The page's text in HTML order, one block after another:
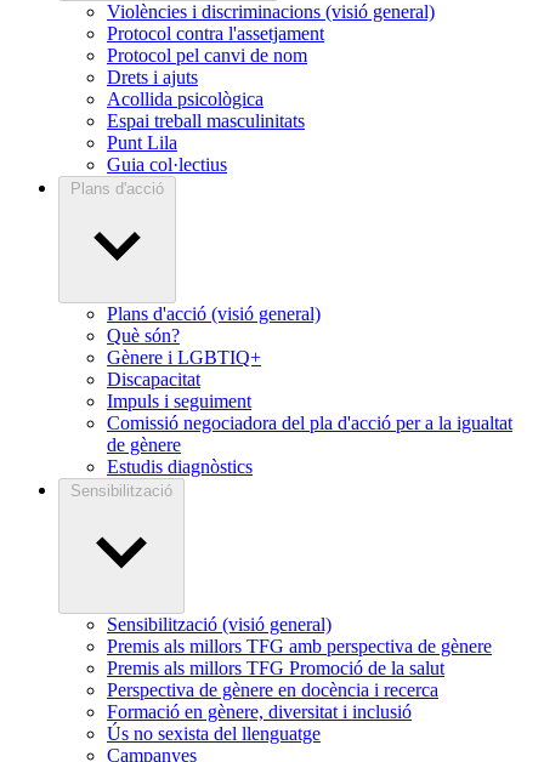
Violències i discriminacions (visió general)
Protocol contra l'assetjament
Protocol pel canvi de nom
Drets i ajuts
Acollida psicològica
Espai treball masculinitats
Punt Lila
Guia col·lectius
Plans d'acció
Plans d'acció (visió general)
Què són?
Gènere i LGBTIQ+
Discapacitat
Impuls i seguiment
Comissió negociadora del pla d'acció per a la igualtat
de gènere
Estudis diagnòstics
Sensibilització
Sensibilització (visió general)
Premis als millors TFG amb perspectiva de gènere
Premis als millors TFG Promoció de la salut
Perspectiva de gènere en docència i recerca
Formació en gènere, diversitat i inclusió
Ús no sexista del llenguatge
Campanyes